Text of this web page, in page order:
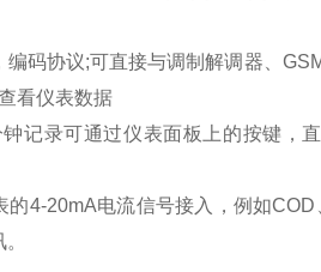
码协议;可直接与调制解调器、
看仪表数据
记录可通过仪表面板上的按键，
4-20mA电流信号接入，例如
讯。